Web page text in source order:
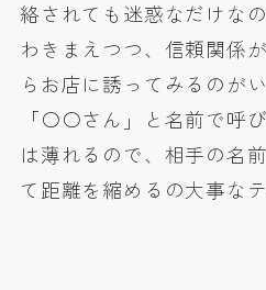
絡されても迷惑なだけな
わきまえつつ、信頼関係
らお店に誘ってみるのが
「〇〇さん」と名前で呼
は薄れるので、相手の名
て距離を縮めるの大事な